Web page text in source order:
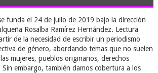
funda el 24 de julio de 2019 bajo la dirección
Rosalba Ramírez Hernández. Lectura
de la necesidad de escribir un periodismo
de género, abordando temas que no suelen
mujeres, pueblos originarios, derechos
Sin embargo, también damos cobertura a los